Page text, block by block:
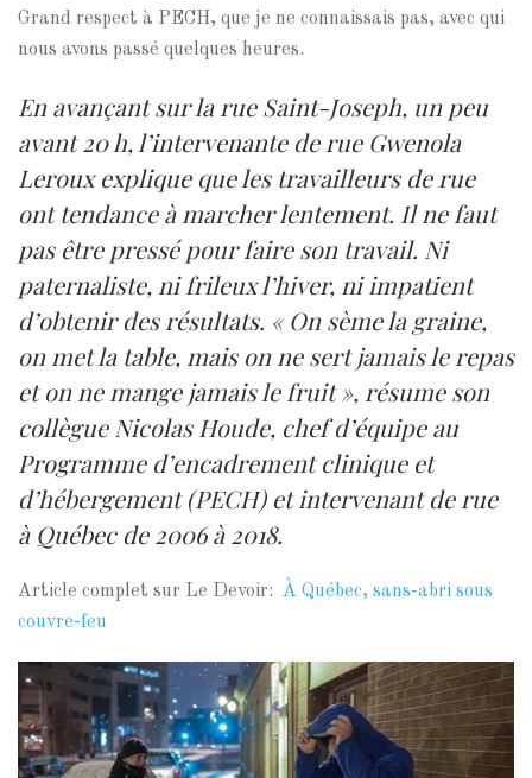
Grand respect à PECH, que je ne connaissais pas, avec qui
nous avons passé quelques heures.
En avançant sur la rue Saint-Joseph, un peu
avant 20 h, l’intervenante de rue Gwenola
Leroux explique que les travailleurs de rue
ont tendance à marcher lentement. Il ne faut
pas être pressé pour faire son travail. Ni
paternaliste, ni frileux l’hiver, ni impatient
d’obtenir des résultats. « On sème la graine,
on met la table, mais on ne sert jamais le repas
et on ne mange jamais le fruit », résume son
collègue Nicolas Houde, chef d’équipe au
Programme d’encadrement clinique et
d’hébergement (PECH) et intervenant de rue
à Québec de 2006 à 2018.
Article complet sur Le Devoir: À Québec, sans-abri sous
couvre-feu